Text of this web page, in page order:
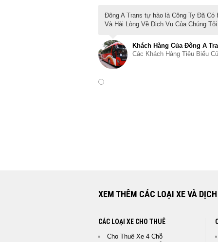
Đông A Trans tự hào là Công Ty Đã
Và Hài Lòng Về Dịch Vụ Của Chúng
Khách Hàng Của Đông A
Các Khách Hàng Tiêu Biểu
XEM THÊM CÁC LOẠI XE VÀ
CÁC LOẠI XE CHO THUÊ
Cho Thuê Xe 4 Chỗ